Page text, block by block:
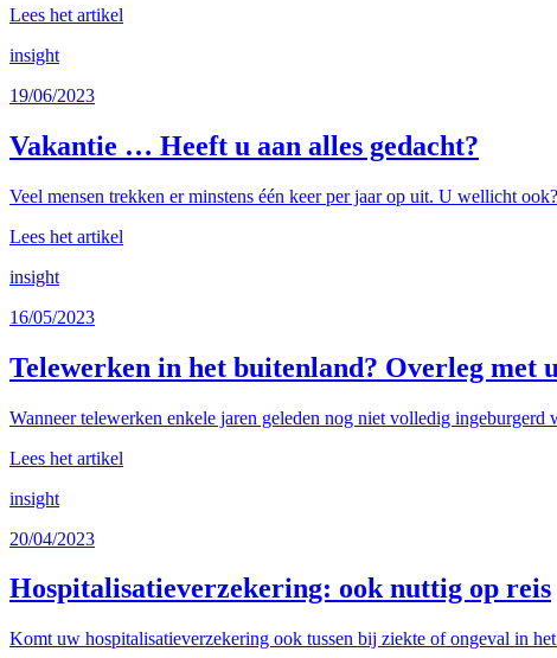
Lees het artikel
insight
19/06/2023
Vakantie … Heeft u aan alles gedacht?
Veel mensen trekken er minstens één keer per jaar op uit. U wellicht
Lees het artikel
insight
16/05/2023
Telewerken in het buitenland? Overleg met
Wanneer telewerken enkele jaren geleden nog niet volledig ingeburgerd
Lees het artikel
insight
20/04/2023
Hospitalisatieverzekering: ook nuttig op reis
Komt uw hospitalisatieverzekering ook tussen bij ziekte of ongeval in